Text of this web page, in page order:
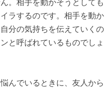
ラするのです。相手を動か
分の気持ちを伝えていくの
と呼ばれているものでしょ
んでいるときに、友人から